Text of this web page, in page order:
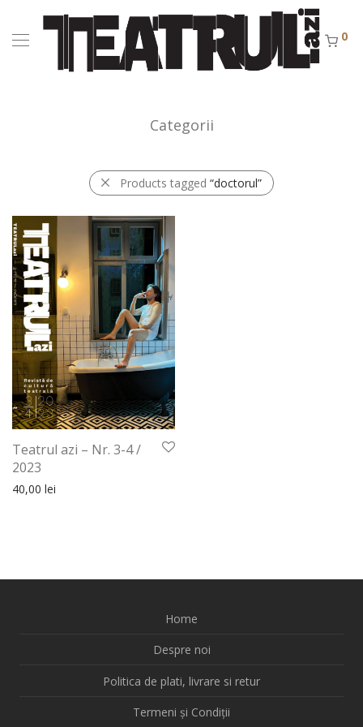
0
Categorii
Products tagged “doctorul”
Teatrul azi – Nr. 3-4 /
2023
40,00 lei
Home
Despre noi
Politica de plati, livrare si retur
Termeni și Condiții